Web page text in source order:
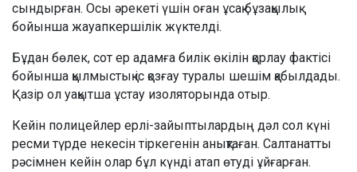
сындырған. Осы әрекеті үшін оған ұсақ бұзақылық
бойынша жауапкершілік жүктелді.
Бұдан бөлек, сот ер адамға билік өкілін қорлау фактісі
бойынша қылмыстық іс қозғау туралы шешім қабылдады.
Қазір ол уақытша ұстау изоляторында отыр.
Кейін полицейлер ерлі-зайыптылардың дәл сол күні
ресми түрде некесін тіркегенін анықтаған. Салтанатты
рәсімнен кейін олар бұл күнді атап өтуді ұйғарған.